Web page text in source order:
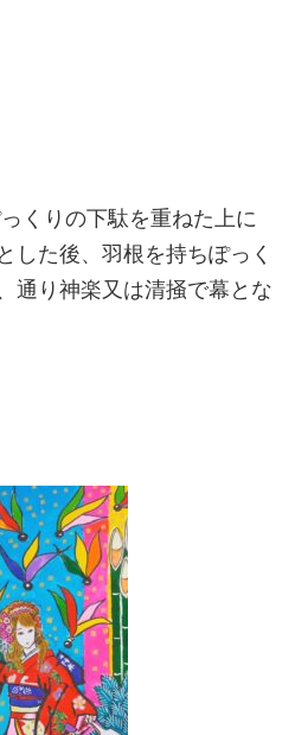
くりの下駄を重ねた上に
した後、羽根を持ちぽっく
通り神楽又は清掻で幕とな